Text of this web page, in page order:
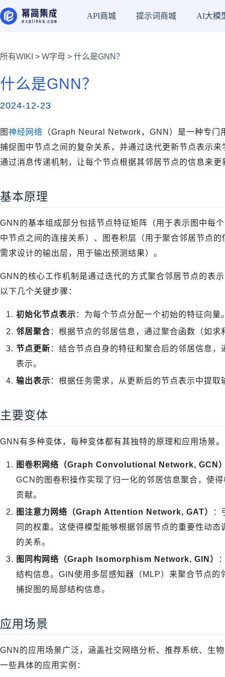
API商城 提示词商城 AI大模
所有WIKI > W字母 > 什么是GNN？
什么是GNN？
2024-12-23
图 神经网络 （Graph Neural Network，GNN）是一种专
捕捉图中节点之间的复杂关系，并通过迭代更新节点表示
通过消息传递机制，让每个节点根据其邻居节点的信息来
基本原理
GNN的基本组成部分包括节点特征矩阵（用于表示图中每
中节点之间的连接关系）、图卷积层（用于聚合邻居节点
需求设计的输出层，用于输出预测结果）。
GNN的核心工作机制是通过迭代的方式聚合邻居节点的表
以下几个关键步骤：
初始化节点表示 ：为每个节点分配一个初始的特征向量
邻居聚合 ：根据节点的邻居信息，通过聚合函数（如
节点更新 ：结合节点自身的特征和聚合后的邻居信息
表示。
输出表示 ：根据任务需求，从更新后的节点表示中提取
主要变体
GNN有多种变体，每种变体都有其独特的原理和应用场景
图卷积网络（Graph Convolutional Network, GCN
GCN的图卷积操作实现了归一化的邻居信息聚合，使
贡献。
图注意力网络（Graph Attention Network, GAT）
：
同的权重。这使得模型能够根据邻居节点的重要性动
的关系。
图同构网络（Graph Isomorphism Network, GIN）
结构信息。GIN使用多层感知器（MLP）来聚合节点
捕捉图的局部结构信息。
应用场景
GNN的应用场景广泛，涵盖社交网络分析、推荐系统、生
一些具体的应用实例：